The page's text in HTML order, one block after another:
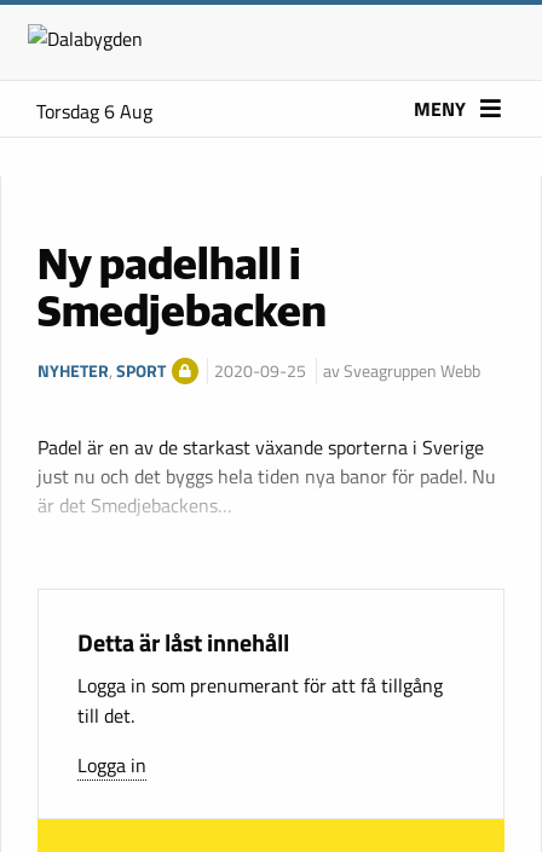
Torsdag 6 Aug MENY
Ny padelhall i
Smedjebacken
NYHETER,SPORT 2020-09-25 av Sveagruppen Webb
Padel är en av de starkast växande sporterna i Sverige
just nu och det byggs hela tiden nya banor för padel. Nu
är det Smedjebackens…
Detta är låst innehåll
Logga in som prenumerant för att få tillgång
till det.
Logga in